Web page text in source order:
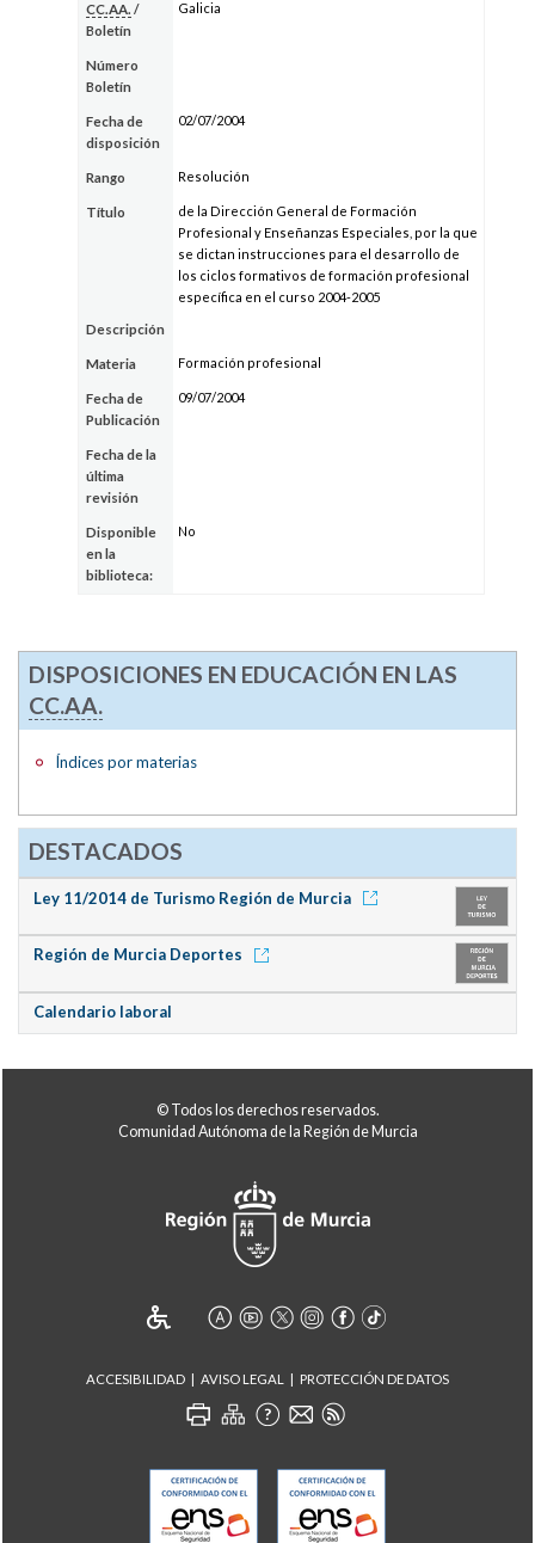
CC.AA. /
Boletín
Galicia
Número
Boletín
Fecha de
disposición
02/07/2004
Rango Resolución
Título
de la Dirección General de Formación
Profesional y Enseñanzas Especiales, por la que
se dictan instrucciones para el desarrollo de
los ciclos formativos de formación profesional
específica en el curso 2004-2005
Descripción
Materia Formación profesional
Fecha de
Publicación
09/07/2004
Fecha de la
última
revisión
Disponible
en la
biblioteca:
No
DISPOSICIONES EN EDUCACIÓN EN LAS
CC.AA.
Índices por materias
DESTACADOS
Ley 11/2014 de Turismo Región de Murcia
Región de Murcia Deportes
Calendario laboral
© Todos los derechos reservados.
Comunidad Autónoma de la Región de Murcia
ACCESIBILIDAD AVISO LEGAL PROTECCIÓN DE DATOS